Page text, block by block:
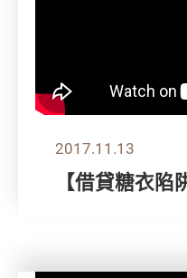
2017.11.13
【借貸糖衣陷